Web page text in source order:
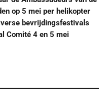
op 5 mei per helikopter
bevrijdingsfestivals
Comité 4 en 5 mei